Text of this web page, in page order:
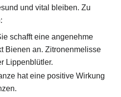
und vital bleiben. Zu
schafft eine angenehme
Bienen an. Zitronenmelisse
Lippenblütler.
hat eine positive Wirkung